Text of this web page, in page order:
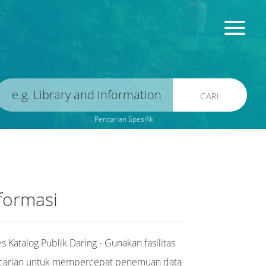
CARI
Pencarian Spesifik
Katalog Publik Daring - Gunakan fasilitas
untuk mempercepat penemuan data